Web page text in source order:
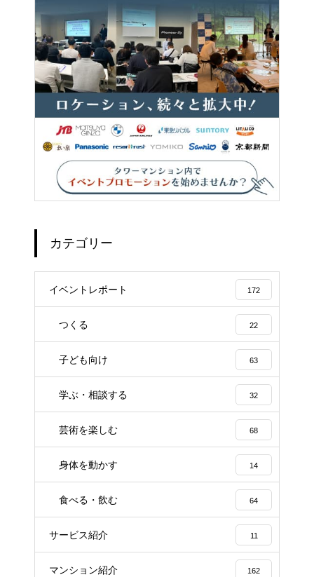
カテゴリー
イベントレポート 172
つくる 22
子ども向け 63
学ぶ・相談する 32
芸術を楽しむ 68
身体を動かす 14
食べる・飲む 64
サービス紹介 11
マンション紹介 162